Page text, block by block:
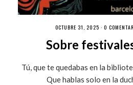
OCTUBRE 31, 2025 · 0
Sobre
Tú, que te quedabas en la
Que hablas solo en la